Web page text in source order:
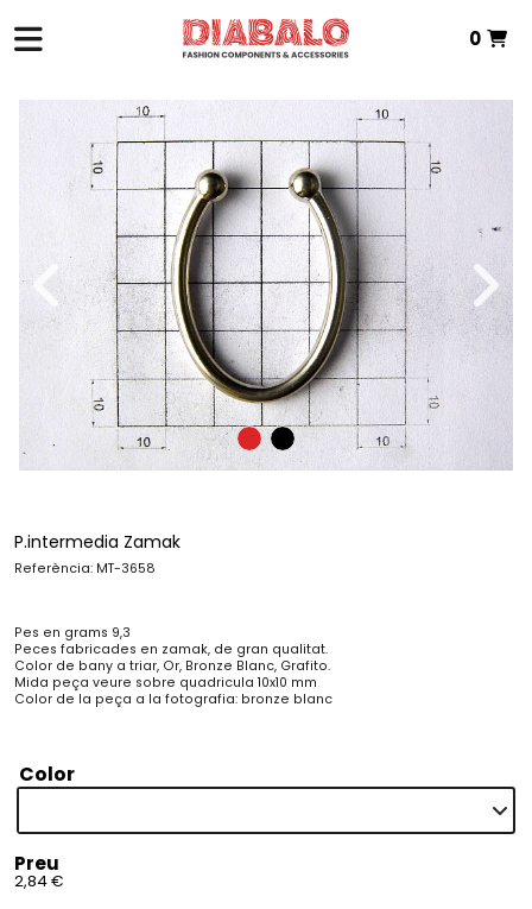
0
VEURE CISTELLA
P.intermedia Zamak
Referència: MT-3658
Pes en grams 9,3
Peces fabricades en zamak, de gran qualitat.
Color de bany a triar, Or, Bronze Blanc, Grafito.
Mida peça veure sobre quadricula 10x10 mm
Color de la peça a la fotografia: bronze blanc
Color
Preu
2,84 €